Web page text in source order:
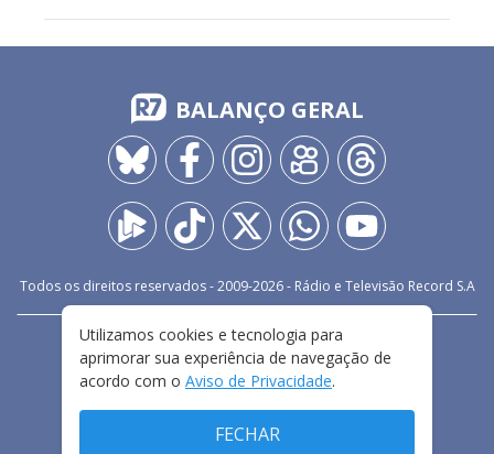
BALANÇO GERAL
Todos os direitos reservados - 2009-2026- Rádio e Televisão Record S.A
FALE CONOSCO
PRIVACIDADE
TERMOS E CONDIÇÕES DE USO
Utilizamos cookies e tecnologia para
aprimorar sua experiência de navegação de
acordo com o Aviso de Privacidade.
FECHAR